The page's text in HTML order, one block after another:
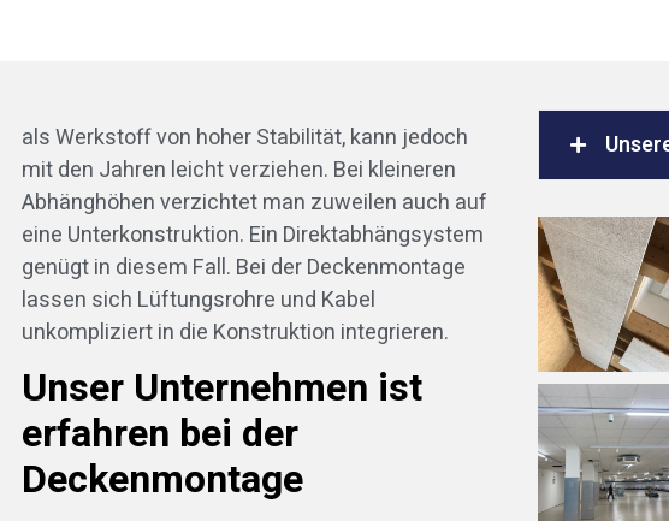
als Werkstoff von hoher Stabilität, kann jedoch
mit den Jahren leicht verziehen. Bei kleineren
Abhänghöhen verzichtet man zuweilen auch auf
eine Unterkonstruktion. Ein Direktabhängsystem
genügt in diesem Fall. Bei der Deckenmontage
lassen sich Lüftungsrohre und Kabel
unkompliziert in die Konstruktion integrieren.
Unser Unternehmen ist
erfahren bei der
Deckenmontage